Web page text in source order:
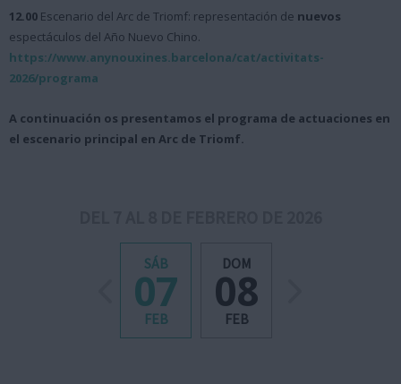
12.00 Escenario del Arc de Triomf: representación de nuevos
espectáculos del Año Nuevo Chino.
https://www.anynouxines.barcelona/cat/activitats-
2026/programa
A continuación os presentamos el programa de actuaciones en
el escenario principal en Arc de Triomf.
SÁB
07
FEB
DOM
08
FEB